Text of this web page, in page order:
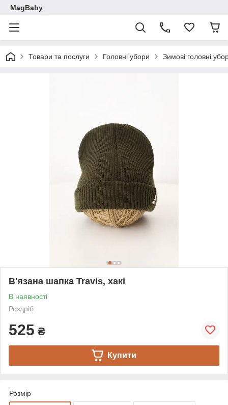
MagBaby
Товари та послуги Головні убори Зимові головні
В'язана шапка Travis, хакі
В наявності
Роздріб
525 ₴
Купити
Розмір